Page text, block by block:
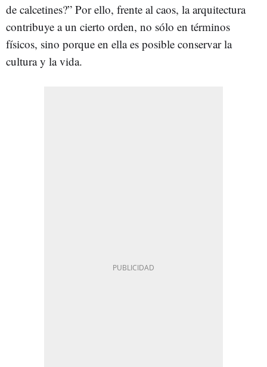
de calcetines?” Por ello, frente al caos, la arquitectura
contribuye a un cierto orden, no sólo en términos
físicos, sino porque en ella es posible conservar la
cultura y la vida.